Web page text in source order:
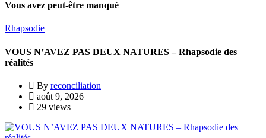
Vous avez peut-être manqué
Rhapsodie
VOUS N’AVEZ PAS DEUX NATURES – Rhapsodie des
réalités
By reconciliation
août 9, 2026
29 views